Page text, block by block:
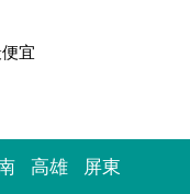
宜
高雄 屏東